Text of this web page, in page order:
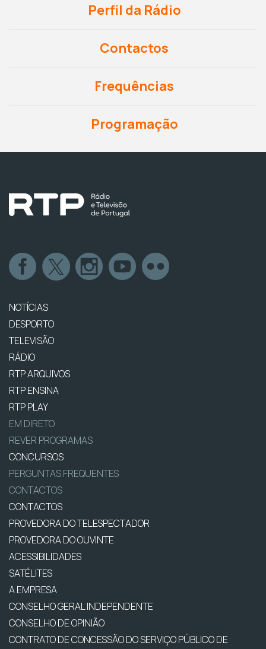
Perfil da Rádio
Contactos
Frequências
Programação
NOTÍCIAS
DESPORTO
TELEVISÃO
RÁDIO
RTP ARQUIVOS
RTP ENSINA
RTP PLAY
EM DIRETO
REVER PROGRAMAS
CONCURSOS
PERGUNTAS FREQUENTES
CONTACTOS
CONTACTOS
PROVEDORA DO TELESPECTADOR
PROVEDORA DO OUVINTE
ACESSIBILIDADES
SATÉLITES
A EMPRESA
CONSELHO GERAL INDEPENDENTE
CONSELHO DE OPINIÃO
CONTRATO DE CONCESSÃO DO SERVIÇO PÚBLICO DE